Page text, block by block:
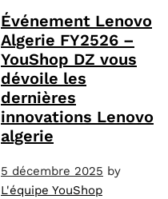
Événement Lenovo
Algerie FY2526 –
YouShop DZ vous
dévoile les
dernières
innovations Lenovo
algerie
5 décembre 2025 by
L'équipe YouShop